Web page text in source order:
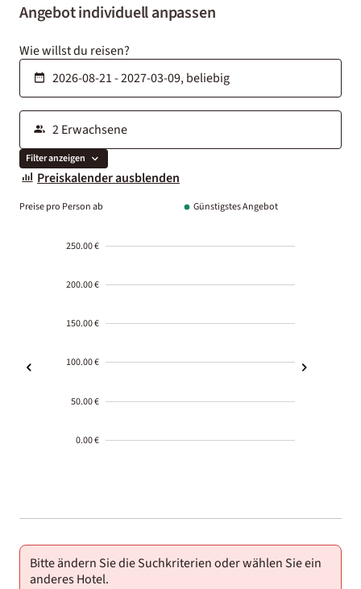
Angebot individuell anpassen
Wie willst du reisen?
Filter anzeigen
Preiskalender ausblenden
Preise pro Person ab Günstigstes Angebot
250.00 €
200.00 €
150.00 €
100.00 €
50.00 €
0.00 €
01-02
Bitte ändern Sie die Suchkriterien oder wählen Sie ein
anderes Hotel.